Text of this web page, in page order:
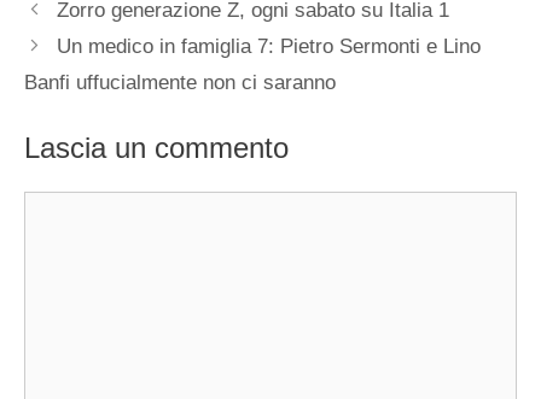
Zorro generazione Z, ogni sabato su Italia 1
Un medico in famiglia 7: Pietro Sermonti e Lino
Banfi uffucialmente non ci saranno
Lascia un commento